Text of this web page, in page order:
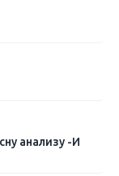
анализу -И